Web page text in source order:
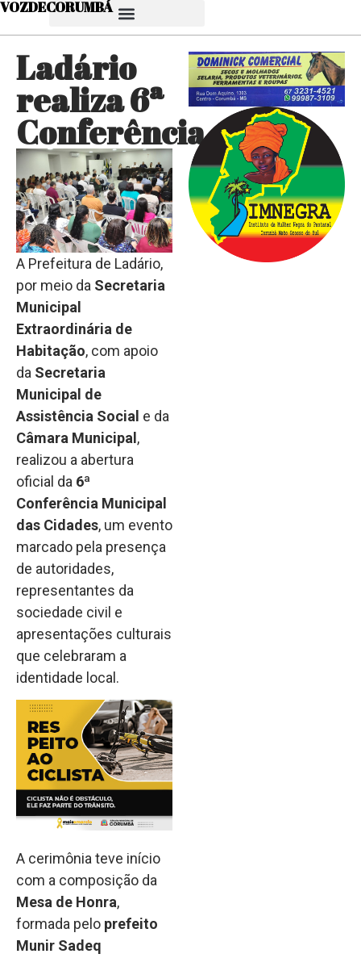
VOZDECORUMBÁ
Ladário
realiza 6ª
Conferência…
A Prefeitura de Ladário,
por meio da Secretaria
Municipal
Extraordinária de
Habitação, com apoio
da Secretaria
Municipal de
Assistência Social e da
Câmara Municipal,
realizou a abertura
oficial da 6ª
Conferência Municipal
das Cidades, um evento
marcado pela presença
de autoridades,
representantes da
sociedade civil e
apresentações culturais
que celebraram a
identidade local.
A cerimônia teve início
com a composição da
Mesa de Honra,
formada pelo prefeito
Munir Sadeq